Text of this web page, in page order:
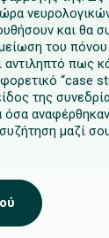
και θα
του πόνου
αντιληπτό πως
“case
της
όσα
μαζί